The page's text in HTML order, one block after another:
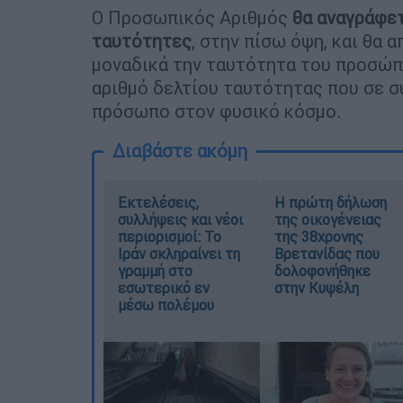
Ο Προσωπικός Αριθμός θα
ταυτότητες, στην πίσω όψη, και θα
μοναδικά την ταυτότητα του
αριθμό δελτίου ταυτότητας που σε
πρόσωπο στον φυσικό κόσμο.
Διαβάστε ακόμη
Εκτελέσεις,
συλλήψεις και νέοι
περιορισμοί: Το
Ιράν σκληραίνει τη
γραμμή στο
εσωτερικό εν
μέσω πολέμου
Η πρώτη δήλωση
της οικογένειας
της 38χρονης
Βρετανίδας που
δολοφονήθηκε
στην Κυψέλη